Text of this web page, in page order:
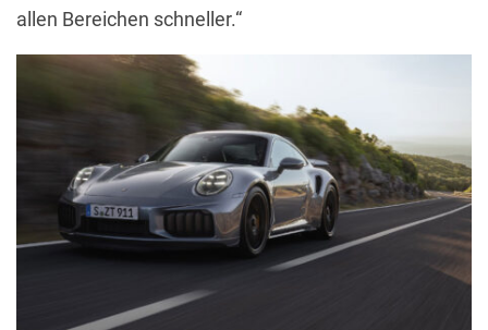
allen Bereichen schneller.“